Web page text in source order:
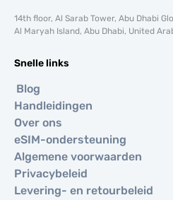
14th floor, Al Sarab Tower, Abu Dhabi
Al Maryah Island, Abu Dhabi, United
Snelle links
Blog
Handleidingen
Over ons
eSIM-ondersteuning
Algemene voorwaarden
Privacybeleid
Levering- en retourbeleid